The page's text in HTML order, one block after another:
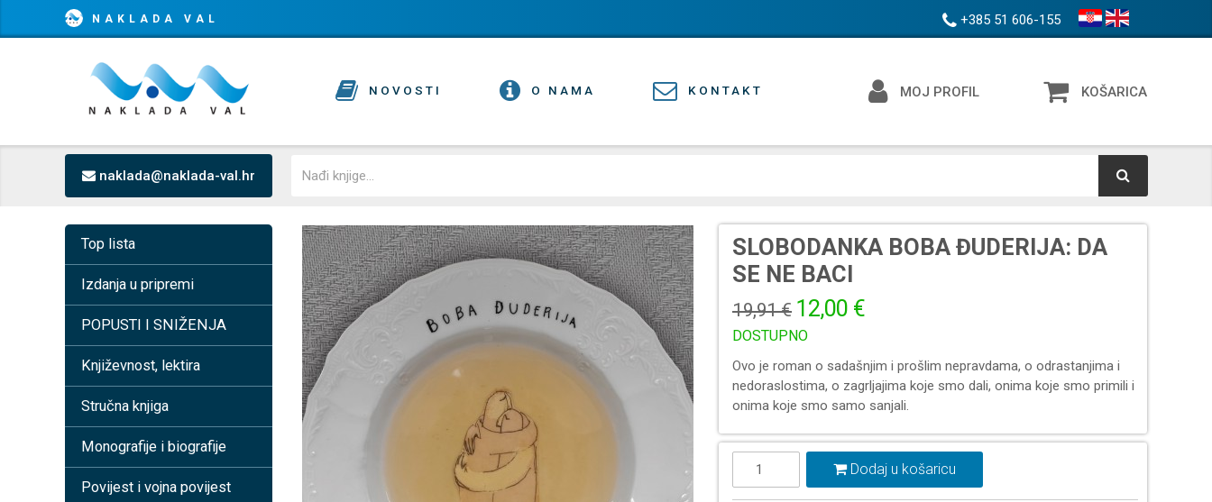
NAKLADA VAL +385 51 606-155
NOVOSTI O NAMA KONTAKT MOJ PROFIL KOŠARICA
naklada@naklada-val.hr
SLOBODANKA BOBA ĐUDERIJA: DA
SE NE BACI
19,91 € 12,00 €
DOSTUPNO
Ovo je roman o sadašnjim i prošlim nepravdama, o odrastanjima i
nedoraslostima, o zagrljajima koje smo dali, onima koje smo primili i
onima koje smo samo sanjali.
Dodaj u košaricu
Top lista
Izdanja u pripremi
POPUSTI I SNIŽENJA
Književnost, lektira
Stručna knjiga
Monografije i biografije
Povijest i vojna povijest